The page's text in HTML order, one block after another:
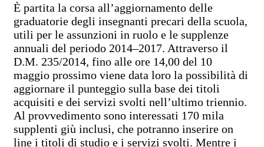
È partita la corsa all’aggiornamento delle
graduatorie degli insegnanti precari della scuola,
utili per le assunzioni in ruolo e le supplenze
annuali del periodo 2014–2017. Attraverso il
D.M. 235/2014, fino alle ore 14,00 del 10
maggio prossimo viene data loro la possibilità di
aggiornare il punteggio sulla base dei titoli
acquisiti e dei servizi svolti nell’ultimo triennio.
Al provvedimento sono interessati 170 mila
supplenti giù inclusi, che potranno inserire on
line i titoli di studio e i servizi svolti. Mentre i